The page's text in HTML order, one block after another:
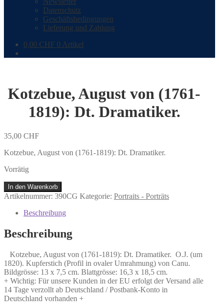
Datenschutz
Geschäftsbedingungen
Lieferung und Zahlung
0,00 CHF 0 Artikel
Kotzebue, August von (1761-
1819): Dt. Dramatiker.
35,00 CHF
Kotzebue, August von (1761-1819): Dt. Dramatiker.
Vorrätig
Kotzebue,
August
(1761-
Dt.
Dramatiker.
In den Warenkorb
Artikelnummer: 390CG Kategorie: Portraits - Porträts
Beschreibung
Beschreibung
Kotzebue, August von (1761-1819): Dt. Dramatiker. O.J. (um
1820). Kupferstich (Profil in ovaler Umrahmung) von Canu.
Bildgrösse: 13 x 7,5 cm. Blattgrösse: 16,3 x 18,5 cm.
+ Wichtig: Für unsere Kunden in der EU erfolgt der Versand alle
14 Tage verzollt ab Deutschland / Postbank-Konto in
Deutschland vorhanden +